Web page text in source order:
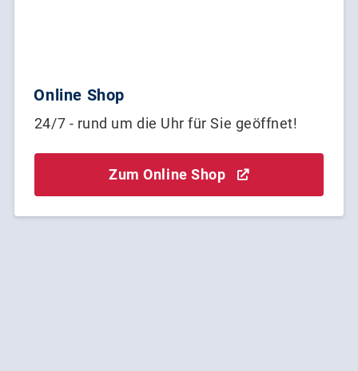
Online Shop
24/7 - rund um die Uhr für Sie geöffnet!
Zum Online Shop